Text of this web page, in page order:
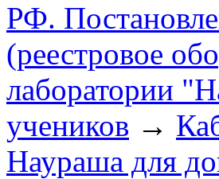
РФ.
(реестровое
лаборатории
учеников →
Наураша для